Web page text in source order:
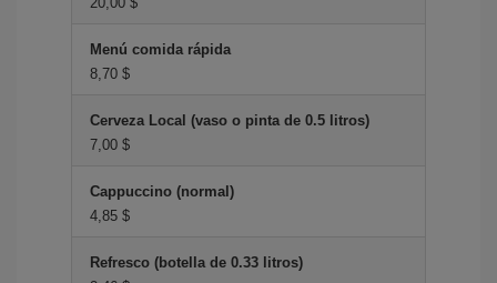
Menú comida rápida
8,70 $
Cerveza Local (vaso o pinta de 0.5 litros)
7,00 $
Cappuccino (normal)
4,85 $
Refresco (botella de 0.33 litros)